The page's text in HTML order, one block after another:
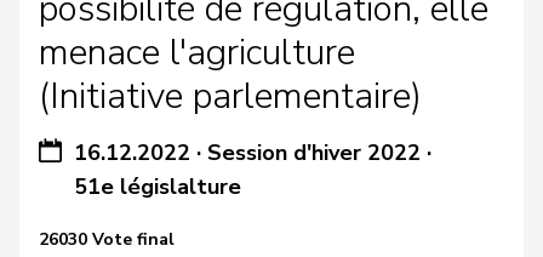
menace l'agriculture
(Initiative parlementaire)
16.12.2022 ·Session d'hiver 2022 ·
51e législalture
26030 Vote final